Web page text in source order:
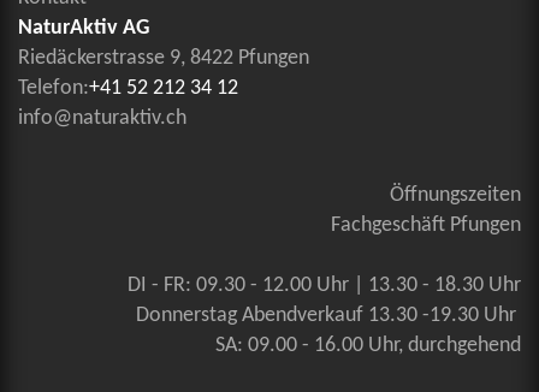
NaturAktiv AG
Riedäckerstrasse 9, 8422 Pfungen
Telefon:+41 52 212 34 12
info@naturaktiv.ch
Öffnungszeiten
Fachgeschäft Pfungen
DI - FR: 09.30 - 12.00 Uhr | 13.30 - 18.30 Uhr
Donnerstag Abendverkauf 13.30 -19.30 Uhr
SA: 09.00 - 16.00 Uhr, durchgehend